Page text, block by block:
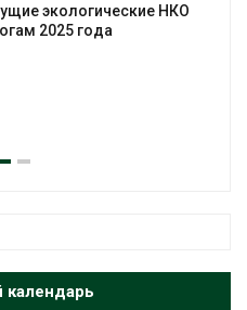
экологические НКО
2025 года
календарь